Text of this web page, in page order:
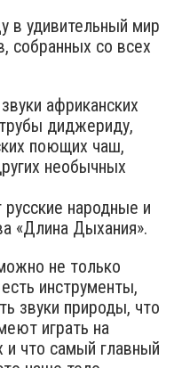
в удивительный мир
собранных со всех
африканских
диджериду,
поющих чаш,
необычных
народные и
«Длина Дыхания».
не только
инструменты,
звуки природы, что
играть на
и что самый главный